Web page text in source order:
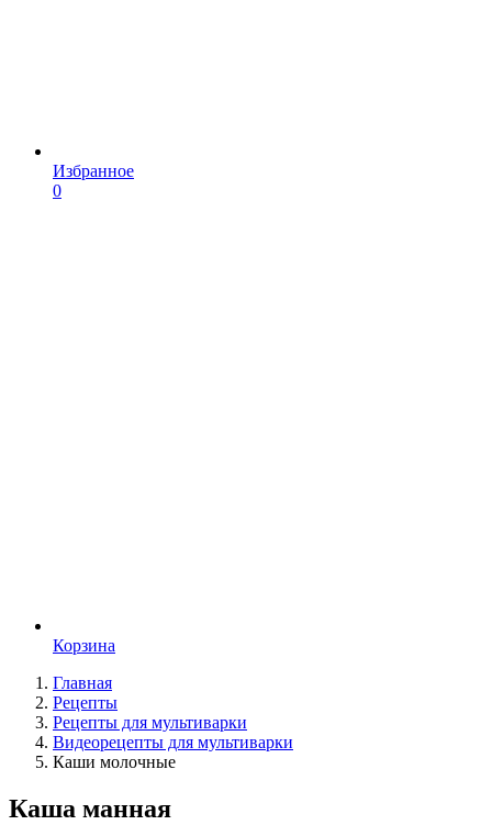
Избранное
0
Корзина
Главная
Рецепты
Рецепты для мультиварки
Видеорецепты для мультиварки
Каши молочные
Каша манная